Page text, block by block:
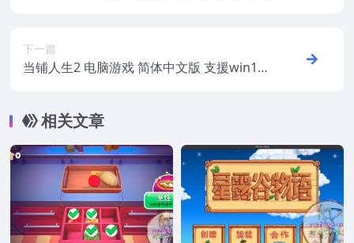
下一篇
当铺人生2 电脑游戏 简体中文版 支援win11
相关文章